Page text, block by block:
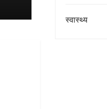
स्वास्थ्य